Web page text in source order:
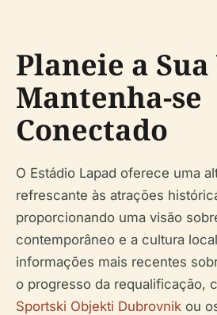
Planeie a
Mantenha-se
Conectado
O Estádio Lapad oferece uma
refrescante às atrações
proporcionando uma visão
contemporâneo e a cultura
informações mais recentes
o progresso da requalificação,
Sportski Objekti Dubrovnik ou